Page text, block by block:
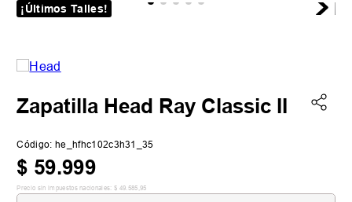
¡Últimos Talles!
Zapatilla Head Ray Classic II
Código: he_hfhc102c3h31_35
$ 59.999
Precio sin impuestos nacionales: $ 49 585 95
3.
basquet
5. zapatillas adidas